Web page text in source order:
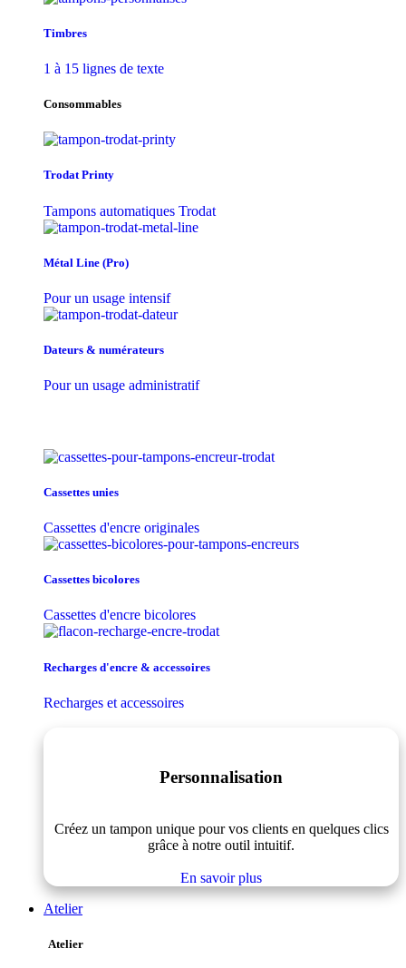
Timbres
1 à 15 lignes de texte
Consommables
Trodat Printy
Tampons automatiques Trodat
Métal Line (Pro)
Pour un usage intensif
Dateurs & numérateurs
Pour un usage administratif
Cassettes unies
Cassettes d'encre originales
Cassettes bicolores
Cassettes d'encre bicolores
Recharges d'encre & accessoires
Recharges et accessoires
Personnalisation
Créez un tampon unique pour vos clients en quelques clics
grâce à notre outil intuitif.
En savoir plus
Atelier
Atelier